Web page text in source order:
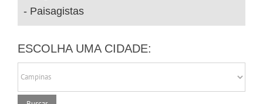
Paisagistas
ESCOLHA UMA CIDADE: